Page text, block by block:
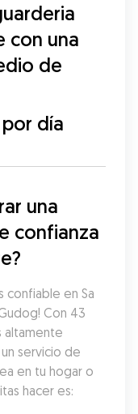
con una
de
día
una
confianza
confiable en Sa
Con 43
altamente
servicio de
en tu hogar o
hacer es: